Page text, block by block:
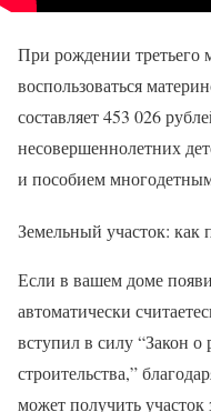
При рождении третьего
воспользоваться
составляет 453 026
несовершеннолетних
и пособием
Земельный участок: как
Если в вашем доме
автоматически
вступил в силу “Закон
строительства,”
может получить участок